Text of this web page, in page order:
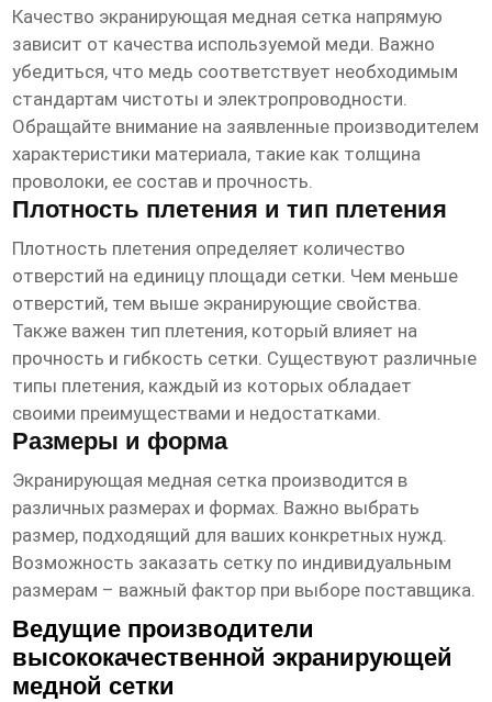
Качество экранирующая медная сетка напрямую
зависит от качества используемой меди. Важно
убедиться, что медь соответствует необходимым
стандартам чистоты и электропроводности.
Обращайте внимание на заявленные производителем
характеристики материала, такие как толщина
проволоки, ее состав и прочность.
Плотность плетения и тип плетения
Плотность плетения определяет количество
отверстий на единицу площади сетки. Чем меньше
отверстий, тем выше экранирующие свойства.
Также важен тип плетения, который влияет на
прочность и гибкость сетки. Существуют различные
типы плетения, каждый из которых обладает
своими преимуществами и недостатками.
Размеры и форма
Экранирующая медная сетка производится в
различных размерах и формах. Важно выбрать
размер, подходящий для ваших конкретных нужд.
Возможность заказать сетку по индивидуальным
размерам – важный фактор при выборе поставщика.
Ведущие производители
высококачественной экранирующей
медной сетки